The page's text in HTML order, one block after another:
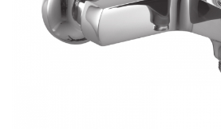
Dulap de baie cu oglindă
Dulap mic de baie
Etajeră pentru baie
CHIUVETE STICLA
COMPACT
DISPOZITIVE DETERGENT